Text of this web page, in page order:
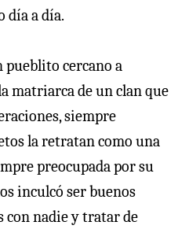
día a día.
pueblito cercano a
matriarca de un clan que
siempre
la retratan como una
preocupada por su
inculcó ser buenos
con nadie y tratar de